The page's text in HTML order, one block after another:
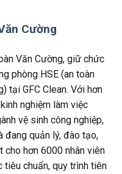
Cường
Văn Cường, giữ chức
phòng HSE (an toàn
tại GFC Clean. Với hơn
nghiệm làm việc
vệ sinh công nghiệp,
đang quản lý, đào tạo,
cho hơn 6000 nhân viên
tiêu chuẩn, quy trình tiên